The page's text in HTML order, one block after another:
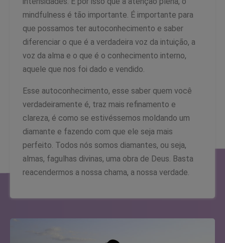
mindfulness é tão importante. É importante para
que possamos ter autoconhecimento e saber
diferenciar o que é a verdadeira voz da intuição, a
voz da alma e o que é o conhecimento interno,
aquele que nos foi dado e vendido.
Esse autoconhecimento, esse saber quem você
verdadeiramente é, traz mais refinamento e
clareza, é como se estivéssemos moldando um
diamante e fazendo com que ele seja mais
perfeito. Todos nós somos diamantes, ou seja,
almas, fagulhas divinas, uma obra de Deus. Basta
reacendermos a nossa chama, a nossa verdade.